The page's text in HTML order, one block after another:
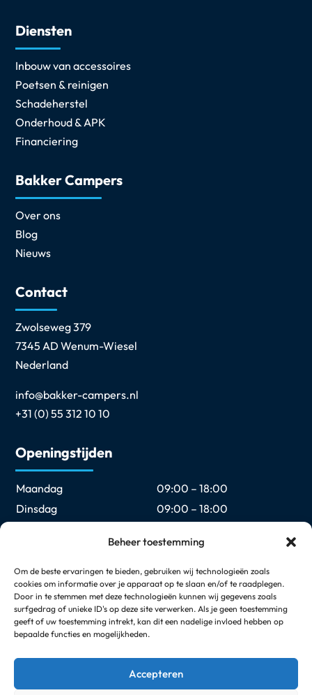
Beheer toestemming
Om de beste ervaringen te bieden, gebruiken wij technologieën zoals
cookies om informatie over je apparaat op te slaan en/of te raadplegen.
Door in te stemmen met deze technologieën kunnen wij gegevens zoals
surfgedrag of unieke ID's op deze site verwerken. Als je geen toestemming
geeft of uw toestemming intrekt, kan dit een nadelige invloed hebben op
bepaalde functies en mogelijkheden.
Accepteren
Diensten
Inbouw van accessoires
Poetsen & reinigen
Schadeherstel
Onderhoud & APK
Financiering
Bakker Campers
Over ons
Blog
Nieuws
Contact
Zwolseweg 379
7345 AD Wenum-Wiesel
Nederland
info@bakker-campers.nl
+31 (0) 55 312 10 10
Openingstijden
Maandag
09:00 – 18:00
Dinsdag
09:00 – 18:00
09:00 – 18:00
Vrijdag
09:00 – 18:00
Zaterdag
09:00 – 17:00
Zondag
Gesloten
Elke eerste en laatste zondag van de maand geopend
van 12:00 t/m 17:00